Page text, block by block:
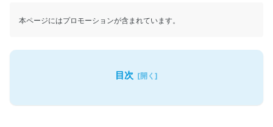
本ページにはプロモーションが含まれています。
目次